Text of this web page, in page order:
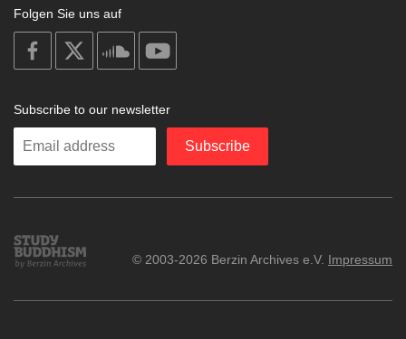
Folgen Sie uns auf
on
facebook
soundcloud
Subscribe to our newsletter
Enter
Subscribe
Study
Buddhism
© 2003-2026 Berzin Archives e.V. Impressum